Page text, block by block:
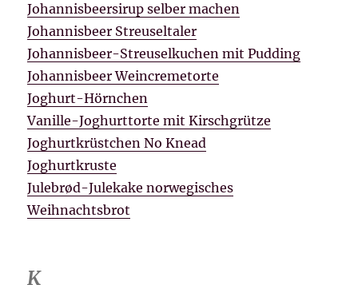
Johannisbeersirup selber machen
Johannisbeer Streuseltaler
Johannisbeer-Streuselkuchen mit Pudding
Johannisbeer Weincremetorte
Joghurt-Hörnchen
Vanille-Joghurttorte mit Kirschgrütze
Joghurtkrüstchen No Knead
Joghurtkruste
Julebrød-Julekake norwegisches
Weihnachtsbrot
K